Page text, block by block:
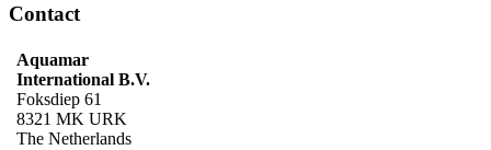
Contact
Aquamar
International B.V.
Foksdiep 61
8321 MK URK
The Netherlands